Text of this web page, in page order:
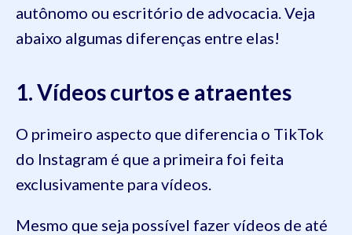
autônomo ou escritório de advocacia. Veja
abaixo algumas diferenças entre elas!
1. Vídeos curtos e atraentes
O primeiro aspecto que diferencia o TikTok
do Instagram é que a primeira foi feita
exclusivamente para vídeos.
Mesmo que seja possível fazer vídeos de até